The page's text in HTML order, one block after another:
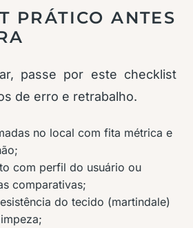
PRÁTICO ANTES
passe por este checklist
de erro e retrabalho.
no local com fita métrica e
com perfil do usuário ou
comparativas;
do tecido (martindale)